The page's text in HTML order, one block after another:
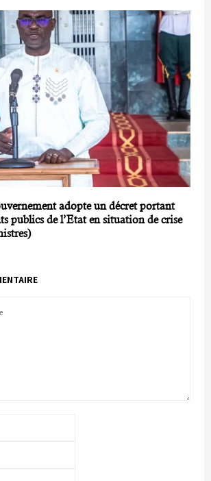
adopte un décret portant
publics de l’Etat en situation de crise